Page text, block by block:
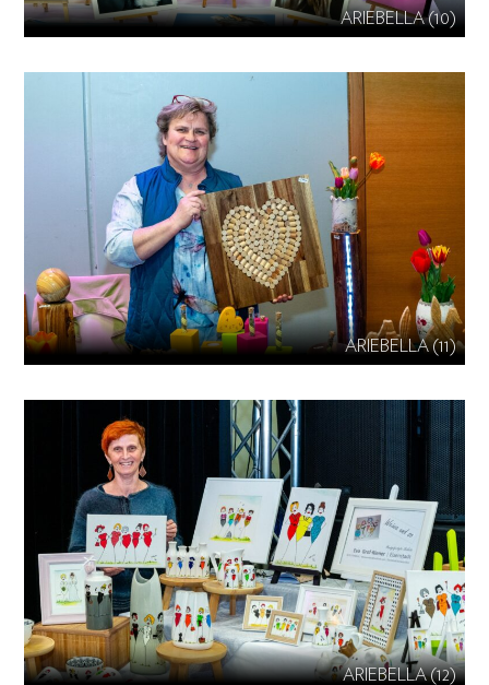
ARIEBELLA (10)
ARIEBELLA (11)
ARIEBELLA (12)